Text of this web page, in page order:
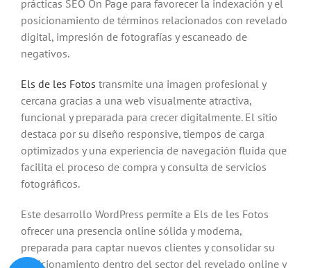
prácticas SEO On Page para favorecer la indexación y el
posicionamiento de términos relacionados con revelado
digital, impresión de fotografías y escaneado de
negativos.
Els de les Fotos transmite una imagen profesional y
cercana gracias a una web visualmente atractiva,
funcional y preparada para crecer digitalmente. El sitio
destaca por su diseño responsive, tiempos de carga
optimizados y una experiencia de navegación fluida que
facilita el proceso de compra y consulta de servicios
fotográficos.
Este desarrollo WordPress permite a Els de les Fotos
ofrecer una presencia online sólida y moderna,
preparada para captar nuevos clientes y consolidar su
posicionamiento dentro del sector del revelado online y